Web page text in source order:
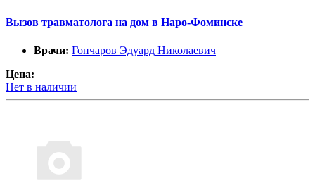
Вызов травматолога на дом в Наро-Фоминске
Врачи: Гончаров Эдуард Николаевич
Цена:
Нет в наличии